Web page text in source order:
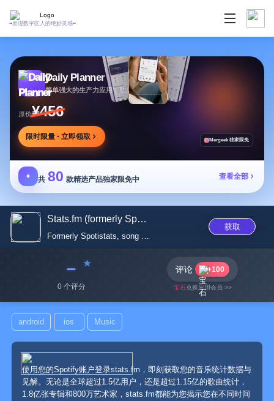
发现数字匠人的绝妙灵感
Daily Planner
简单强大的生产力应用，助您安排任务专注目标
原价¥456
限时限量 · 立即领取 Mergeek 独家限免
✦ 共 80 款精选产品独家限免中 查看全部
Stats.fm (formerly Spotistats)
Formerly Spotistats, song stat
获取
﹣
0 个评分
评论 +100
宝石兑换应用会员 >>
android ios Music
使用您的Spotify账户登录stats.fm，即刻获取您的音乐统计数据与
见解。无论是全球超过1.5亿用户，还是超过1.15亿的歌曲统计，
1.8亿张专辑和800万艺术家，stats.fm都能为您揭示您在不同时间